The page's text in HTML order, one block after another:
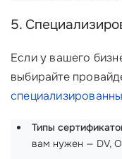
5.
Если у вашего
выбирайте
Типы
вам нужен — DV,